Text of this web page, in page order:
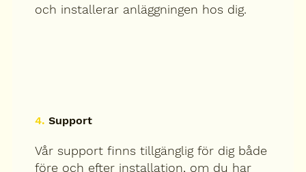
och installerar anläggningen hos dig.
4. Support
Vår support finns tillgänglig för dig både
före och efter installation, om du har